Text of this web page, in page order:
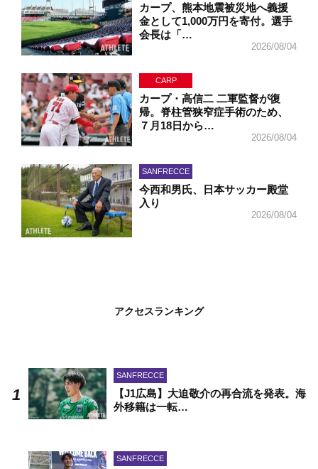
カープ、熊本地震被災地へ義援
金として1,000万円を寄付。選手
会長は「…
2026/08/04
CARP
カープ・高信二 二軍監督が復
帰。脊柱管狭窄症手術のため、
７月18日から…
2026/08/04
SANFRECCE
今西和男氏、日本サッカー殿堂
入り
2026/08/04
アクセスランキング
SANFRECCE
【J1広島】大迫敬介の再合流を発表。海
外移籍は一転…
SANFRECCE